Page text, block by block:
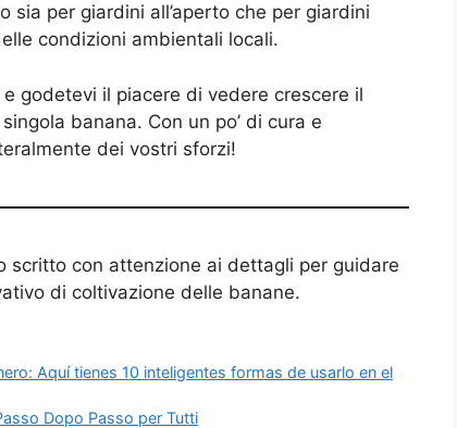
per giardini all’aperto che per giardini
condizioni ambientali locali.
godetevi il piacere di vedere crescere il
banana. Con un po’ di cura e
dei vostri sforzi!
scritto con attenzione ai dettagli per guidare
di coltivazione delle banane.
Aquí tienes 10 inteligentes formas de usarlo en el
Dopo Passo per Tutti